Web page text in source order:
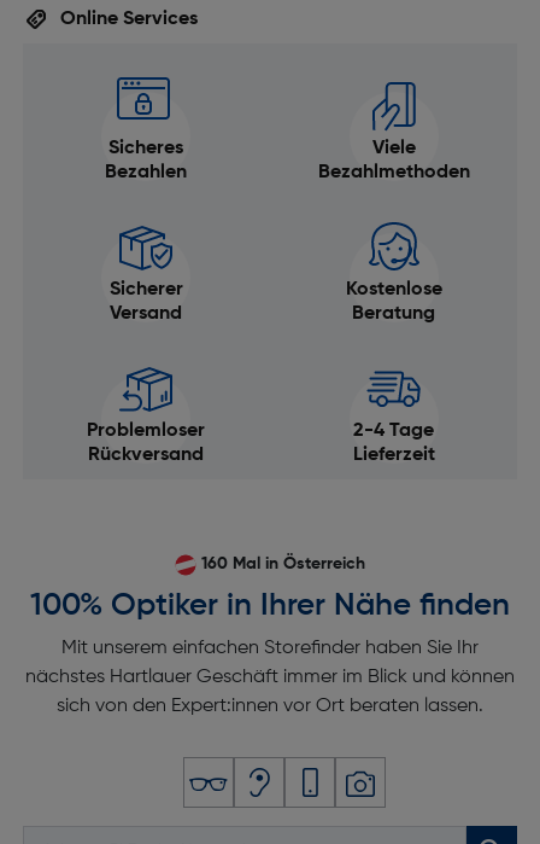
Online Services
Sicheres
Bezahlen
Viele
Bezahlmethoden
Sicherer
Versand
Kostenlose
Beratung
Problemloser
Rückversand
2-4 Tage
Lieferzeit
160 Mal in Österreich
100% Optiker in Ihrer Nähe finden
Mit unserem einfachen Storefinder haben Sie Ihr
nächstes Hartlauer Geschäft immer im Blick und können
sich von den Expert:innen vor Ort beraten lassen.